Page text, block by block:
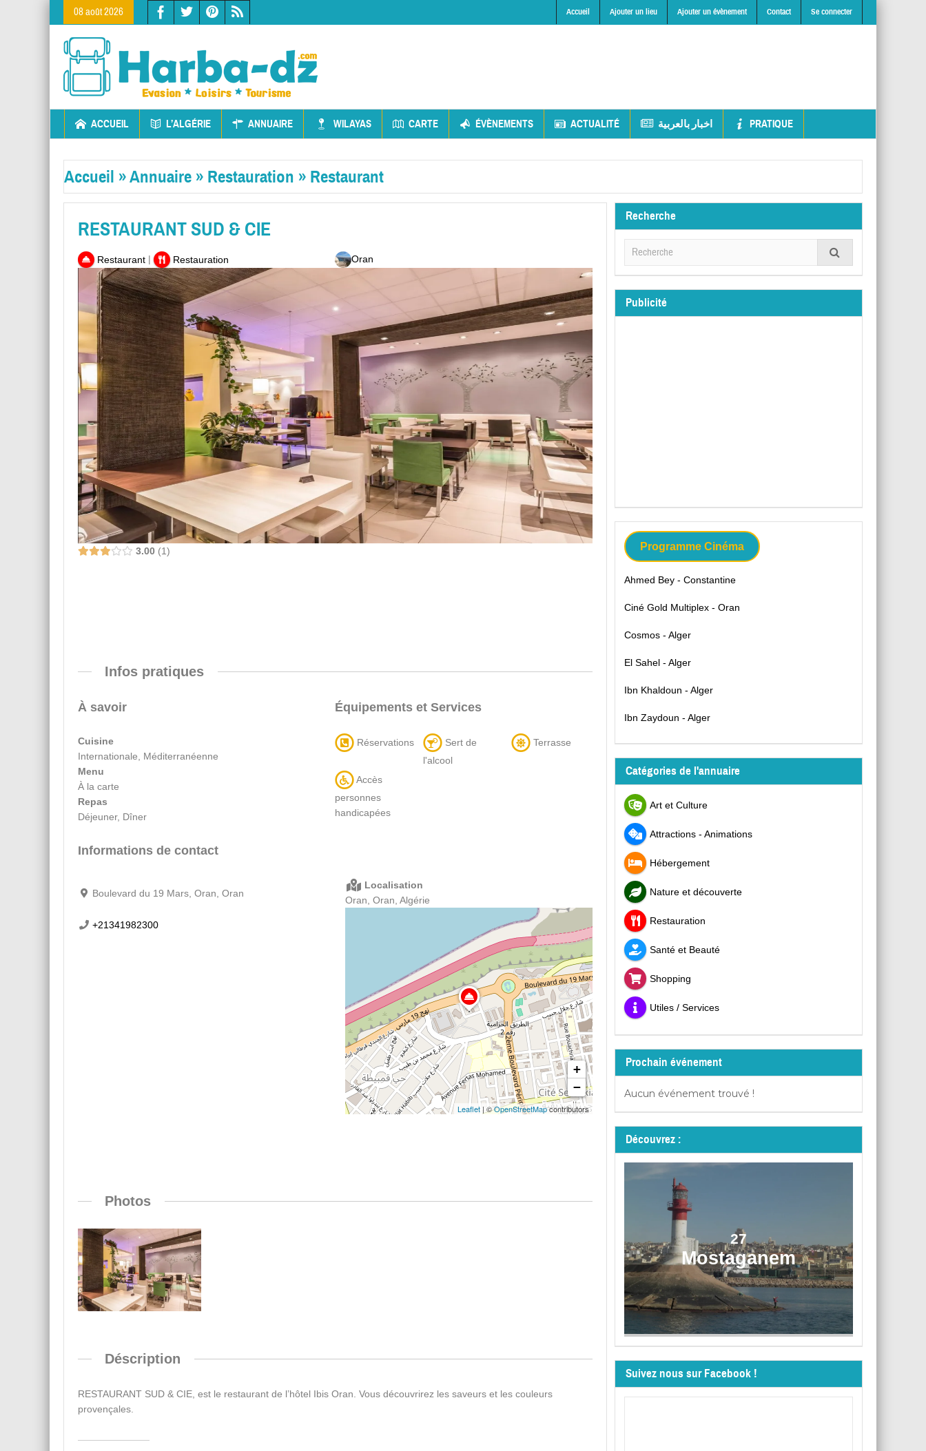
08 août 2026 Accueil Ajouter un lieu Ajouter un évènement Contact Se connecter
ACCUEIL L’ALGÉRIE ANNUAIRE WILAYAS CARTE ÉVÈNEMENTS ACTUALITÉ اخبار بالعربية PRATIQUE
Accueil »Annuaire » Restauration » Restaurant
RESTAURANT SUD & CIE
Restaurant | Restauration Oran
3.00 1
Infos pratiques
À savoir
Cuisine
Internationale, Méditerranéenne
Menu
À la carte
Repas
Déjeuner, Dîner
Équipements et Services
Réservations
Sert de
l'alcool
Terrasse
Accès
personnes
handicapées
Informations de contact
Boulevard du 19 Mars, Oran, Oran
+21341982300
Localisation
Oran, Oran, Algérie
+
−
Leaflet| ©OpenStreetMapcontributors
Photos
Déscription
RESTAURANT SUD & CIE, est le restaurant de l’hôtel Ibis Oran. Vous découvrirez les saveurs et les couleurs
provençales.
Recherche
Publicité
Programme Cinéma
Ahmed Bey - Constantine
Ciné Gold Multiplex - Oran
Cosmos - Alger
El Sahel - Alger
Ibn Khaldoun - Alger
Ibn Zaydoun - Alger
Catégories de l'annuaire
Art et Culture
Attractions - Animations
Hébergement
Nature et découverte
Restauration
Santé et Beauté
Shopping
Utiles / Services
Prochain événement
Aucun événement trouvé !
Découvrez :
27
Mostaganem
Suivez nous sur Facebook !